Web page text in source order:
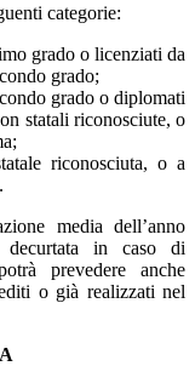
categorie:
grado o licenziati da
grado;
grado o diplomati
statali riconosciute, o
riconosciuta, o a
media dell’anno
decurtata in caso di
prevedere anche
o già realizzati nel